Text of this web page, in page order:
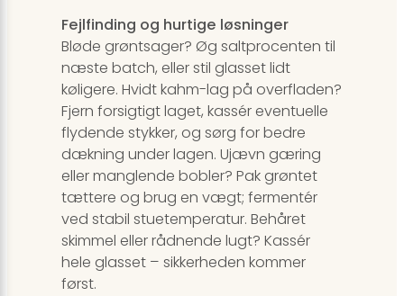
Fejlfinding og hurtige løsninger
Bløde grøntsager? Øg saltprocenten til
næste batch, eller stil glasset lidt
køligere. Hvidt kahm-lag på overfladen?
Fjern forsigtigt laget, kassér eventuelle
flydende stykker, og sørg for bedre
dækning under lagen. Ujævn gæring
eller manglende bobler? Pak grøntet
tættere og brug en vægt; fermentér
ved stabil stuetemperatur. Behåret
skimmel eller rådnende lugt? Kassér
hele glasset – sikkerheden kommer
først.